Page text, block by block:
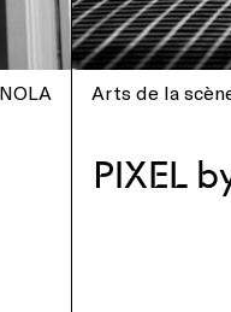
NOLA Arts de la
PIXEL